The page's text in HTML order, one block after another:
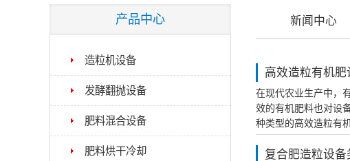
产品中心
造粒机设备
发酵翻抛设备
肥料混合设备
肥料烘干冷却
新闻中心
高效造粒有机
在现代农业生产中，
效的有机肥料也对设
种类型的高效造粒有
复合肥造粒设